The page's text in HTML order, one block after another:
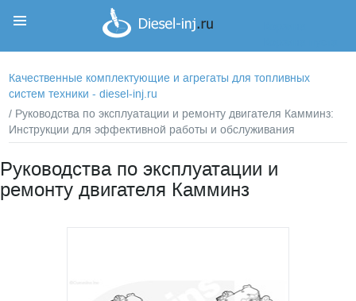
Качественные комплектующие и агрегаты для топливных
систем техники - diesel-inj.ru
/ Руководства по эксплуатации и ремонту двигателя Камминз:
Инструкции для эффективной работы и обслуживания
Руководства по эксплуатации и
ремонту двигателя Камминз